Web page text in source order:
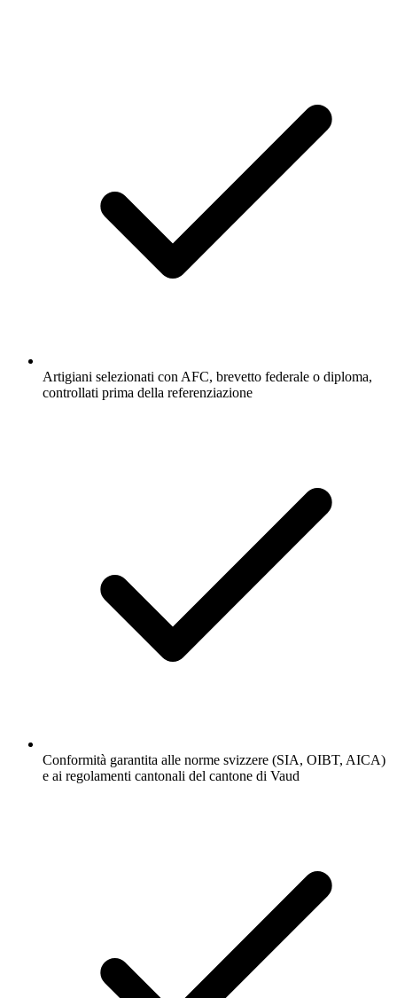
Artigiani selezionati con AFC, brevetto federale o diploma,
controllati prima della referenziazione
Conformità garantita alle norme svizzere (SIA, OIBT, AICA)
e ai regolamenti cantonali del cantone di Vaud